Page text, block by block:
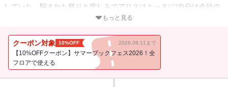
していた。騙された怒りと悲しみでアリスはとっさに”自分は会社の
御曹司・弓倉とおつき合いしている”と嘘をつくが、そこにいた弓倉
リー開幕！
小説家になろう発の有沢真尋の原作を上森優がコミカライズ！
もっと見る
クーポン対象 10%OFF 2026.08.11まで
【10%OFFクーポン】サマーブックフェス2026！全
フロアで使える